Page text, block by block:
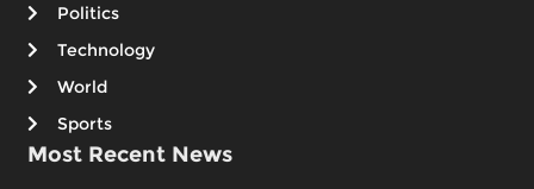
Politics
Technology
World
Sports
Most Recent News